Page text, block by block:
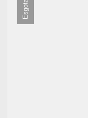
Esgotado